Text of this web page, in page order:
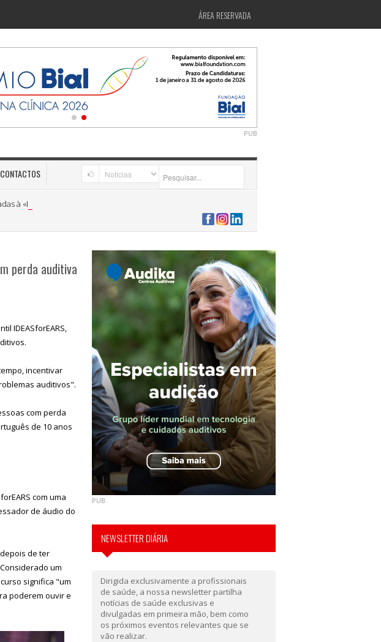
ÁREA RESERVADA
PUB
CONTACTOS
à «Medicina Preventiva»
perda auditiva
IDEASforEARS,
incentivar
auditivos".
com perda
de 10 anos
com uma
de áudio do
de ter
um
significa "um
poderem ouvir e
PUB
NEWSLETTER DIÁRIA
Dirigida exclusivamente a profissionais
de saúde, a nossa newsletter partilha
notícias de saúde exclusivas e
divulgadas em primeira mão, bem como
os próximos eventos relevantes que se
vão realizar.